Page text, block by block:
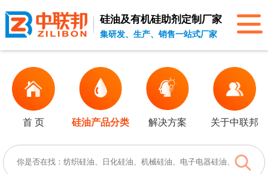
硅油及有机硅助剂 定制厂家
集研发、生产、销售一站式厂家
首 页 硅油产品分类 解决方案 关于中联邦